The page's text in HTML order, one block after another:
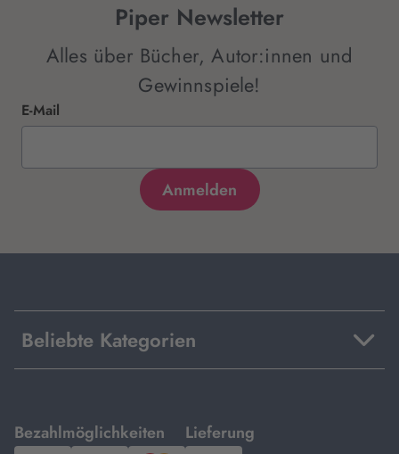
Piper Newsletter
Alles über Bücher, Autor:innen und
Gewinnspiele!
E-Mail
Beliebte Kategorien
Bezahlmöglichkeiten
mit
Lieferung
mit